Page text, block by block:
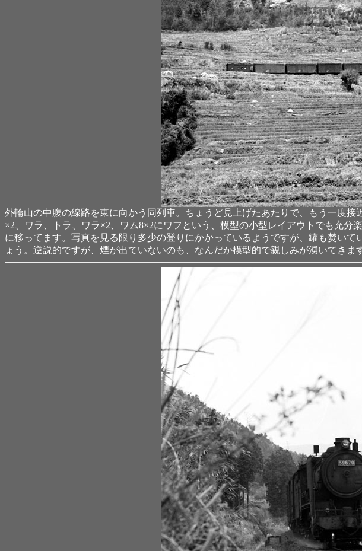
外輪山の中腹の線路を東に向かう同列車。ちょうど見上げたあたりで、もう一度
×2、ワラ、トラ、ワラ×2、ワム8×2にワフという、模型の小型レイアウトでも充
に移ってます。写真を見る限り多少の登りにかかっているようですが、罐も焚い
ょう。逆説的ですが、煙が出ていないのも、なんだか模型的で親しみが湧いてきま